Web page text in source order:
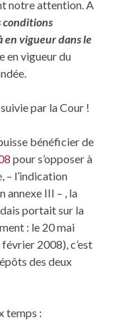
notre attention. A
conditions
en vigueur dans le
en vigueur du
par la Cour !
bénéficier de
pour s’opposer à
– l’indication
annexe III – , la
portait sur la
: le 20 mai
2008), c’est
des deux
temps :